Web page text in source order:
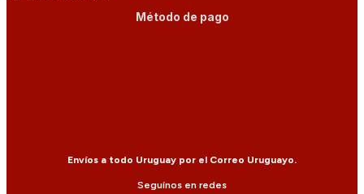
Método de pago
Envíos a todo Uruguay por el Correo Uruguayo.
Seguínos en redes